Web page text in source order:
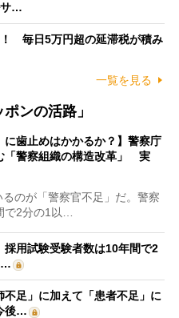
サ…
！ 毎日5万円超の延滞税が積み
一覧を見る
ンの活路」
に歯止めはかかるか？】警察庁
「警察組織の構造改革」 実
のが「警察官不足」だ。警察
で2分の1以…
採用試験受験者数は10年間で2
…
不足」に加えて「患者不足」に
後…